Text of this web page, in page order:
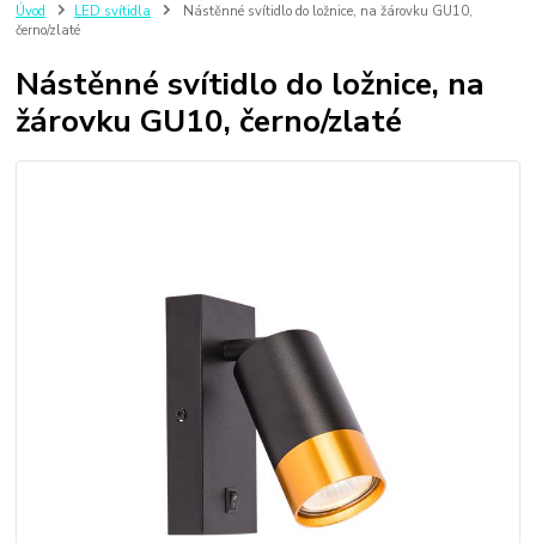
Úvod LED svítidla
Nástěnné svítidlo do ložnice, na žárovku GU10,
černo/zlaté
Nástěnné svítidlo do ložnice, na
žárovku GU10, černo/zlaté